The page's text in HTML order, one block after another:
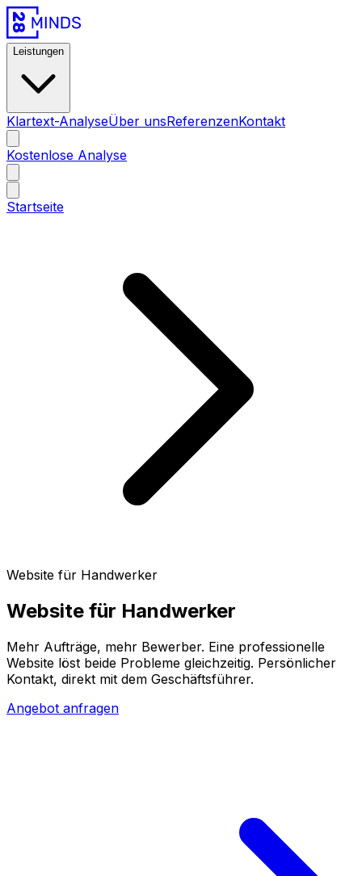
Leistungen
Klartext-AnalyseÜber unsReferenzenKontakt
Kostenlose Analyse
Startseite
Website für Handwerker
Website für Handwerker
Mehr Aufträge, mehr Bewerber. Eine professionelle
Website löst beide Probleme gleichzeitig. Persönlicher
Kontakt, direkt mit dem Geschäftsführer.
Angebot anfragen